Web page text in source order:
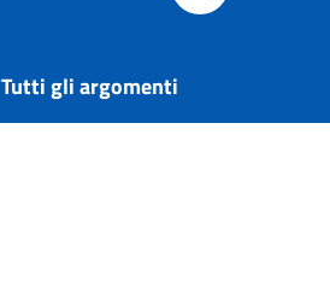
Tutti gli argomenti